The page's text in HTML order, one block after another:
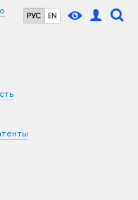
РУС EN